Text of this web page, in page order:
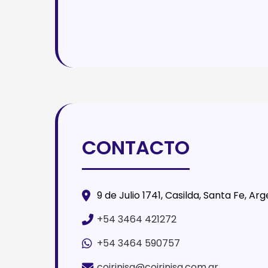
CONTACTO
9 de Julio 1741, Casilda, Santa Fe,
+54 3464 421272
+54 3464 590757